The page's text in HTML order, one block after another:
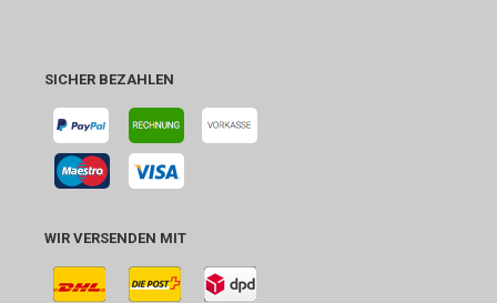
SICHER BEZAHLEN
WIR VERSENDEN MIT